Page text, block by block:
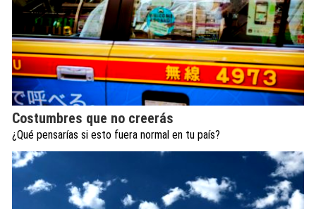
Costumbres que no creerás
¿Qué pensarías si esto fuera normal en tu país?